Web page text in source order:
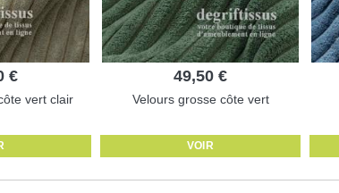
€
vert clair
49,50 €
Velours grosse côte vert
VOIR